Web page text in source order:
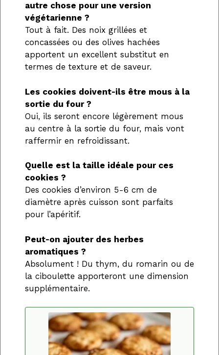
autre chose pour une version
végétarienne ?
Tout à fait. Des noix grillées et
concassées ou des olives hachées
apportent un excellent substitut en
termes de texture et de saveur.
Les cookies doivent-ils être mous à la
sortie du four ?
Oui, ils seront encore légèrement mous
au centre à la sortie du four, mais vont
raffermir en refroidissant.
Quelle est la taille idéale pour ces
cookies ?
Des cookies d’environ 5-6 cm de
diamètre après cuisson sont parfaits
pour l’apéritif.
Peut-on ajouter des herbes
aromatiques ?
Absolument ! Du thym, du romarin ou de
la ciboulette apporteront une dimension
supplémentaire.